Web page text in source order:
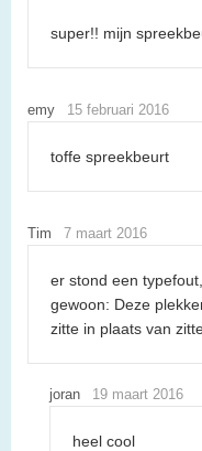
super!! mijn
emy 15 februari 2016
toffe spreekbeurt
Tim 7 maart 2016
er stond een
gewoon: Deze
zitte in plaats van
joran 19 maart 2016
heel cool